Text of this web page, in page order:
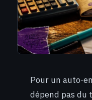
Pour un auto-
dépend pas du